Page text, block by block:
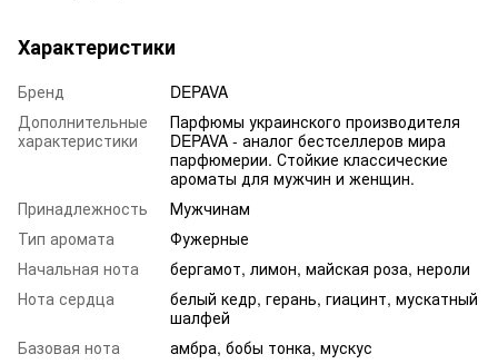
Характеристики
Бренд
DEPAVA
Дополнительные
характеристики
Парфюмы украинского производителя
DEPAVA - аналог бестселлеров мира
парфюмерии. Стойкие классические
ароматы для мужчин и женщин.
Принадлежность
Мужчинам
Тип аромата
Фужерные
Начальная нота
бергамот, лимон, майская роза, нероли
Нота сердца
белый кедр, герань, гиацинт, мускатный
шалфей
Базовая нота
амбра, бобы тонка, мускус